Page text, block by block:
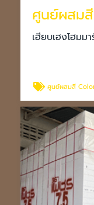
เฮียบเฮงโฮมม
ศูนย์ผสมสี Color